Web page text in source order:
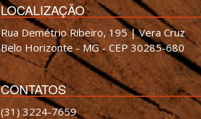
LOCALIZAÇÃO
Rua Demétrio Ribeiro, 195 | Vera Cruz
Belo Horizonte - MG - CEP 30285-680
CONTATOS
(31) 3224-7659